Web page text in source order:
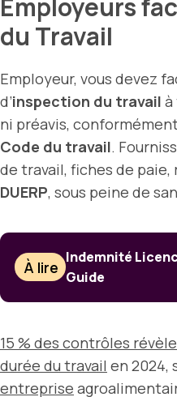
du Travail
Employeur, vous devez
d’inspection du travail à
ni préavis, conformément
Code du travail.
de travail, fiches de
DUERP, sous peine de
À lire
Indemnité
Guide
15 % des contrôles
durée du travail en 2024,
entreprise